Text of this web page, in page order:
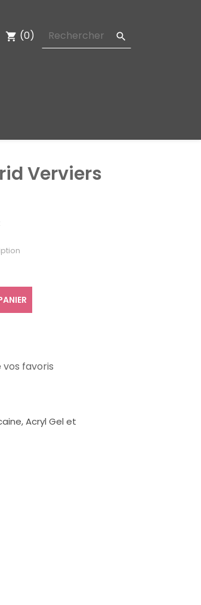
shopping_cart (0) 
Verviers
vos favoris
Acryl Gel et